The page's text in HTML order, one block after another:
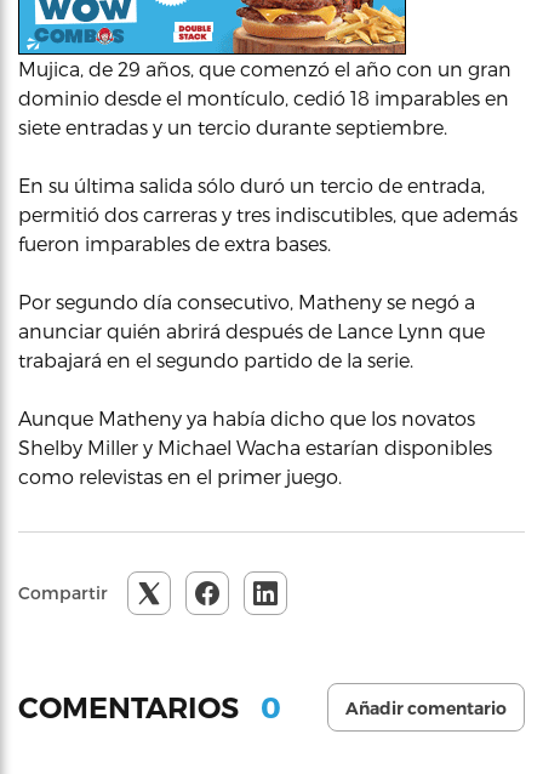
Mujica, de 29 años, que comenzó el año con un gran
dominio desde el montículo, cedió 18 imparables en
siete entradas y un tercio durante septiembre.
En su última salida sólo duró un tercio de entrada,
permitió dos carreras y tres indiscutibles, que además
fueron imparables de extra bases.
Por segundo día consecutivo, Matheny se negó a
anunciar quién abrirá después de Lance Lynn que
trabajará en el segundo partido de la serie.
Aunque Matheny ya había dicho que los novatos
Shelby Miller y Michael Wacha estarían disponibles
como relevistas en el primer juego.
Compartir
COMENTARIOS 0 Añadir comentario